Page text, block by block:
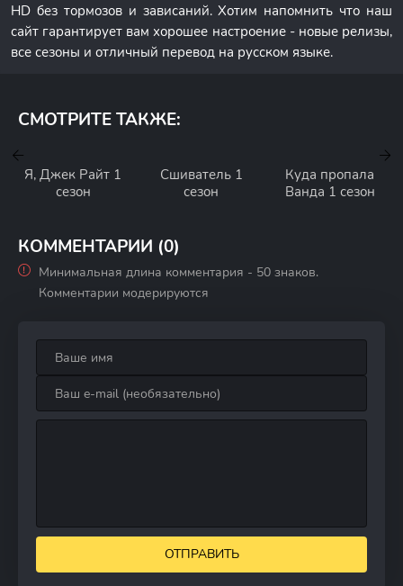
HD без тормозов и зависаний. Хотим напомнить что наш
сайт гарантирует вам хорошее настроение - новые релизы,
все сезоны и отличный перевод на русском языке.
СМОТРИТЕ ТАКЖЕ:
Я, Джек Райт 1
сезон
Сшиватель 1
сезон
Куда пропала
Ванда 1 сезон
КОММЕНТАРИИ (0)
Минимальная длина комментария - 50 знаков.
Комментарии модерируются
ОТПРАВИТЬ